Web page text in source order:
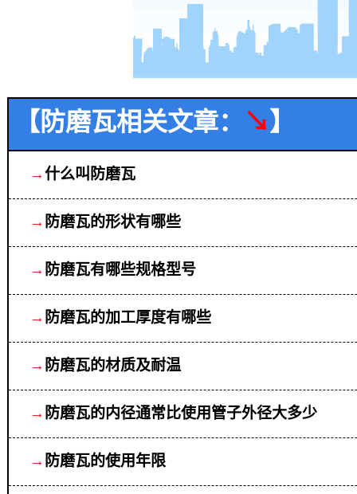
【防磨瓦相关文章： ↘ 】
→什么叫防磨瓦
→ 防磨瓦的形状有哪些
→ 防磨瓦有哪些规格型号
→ 防磨瓦的加工厚度有哪些
→ 防磨瓦的材质及耐温
→ 防磨瓦的内径通常比使用管子外径大多少
→ 防磨瓦的使用年限